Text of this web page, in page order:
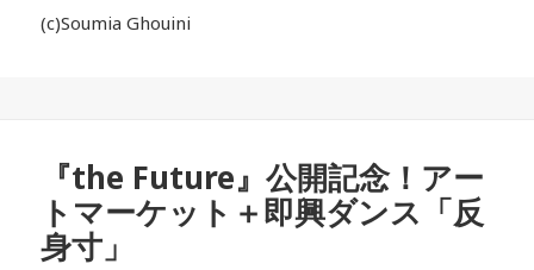
(c)Soumia Ghouini
『the Future』公開記念！アー
トマーケット＋即興ダンス「反
身寸」